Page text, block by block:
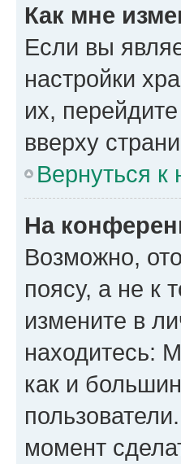
Как мне
Если вы
настройки
их,
вверху
Вернуться к
На
Возможно,
поясу, а не к
измените в
находитесь:
как и
момент